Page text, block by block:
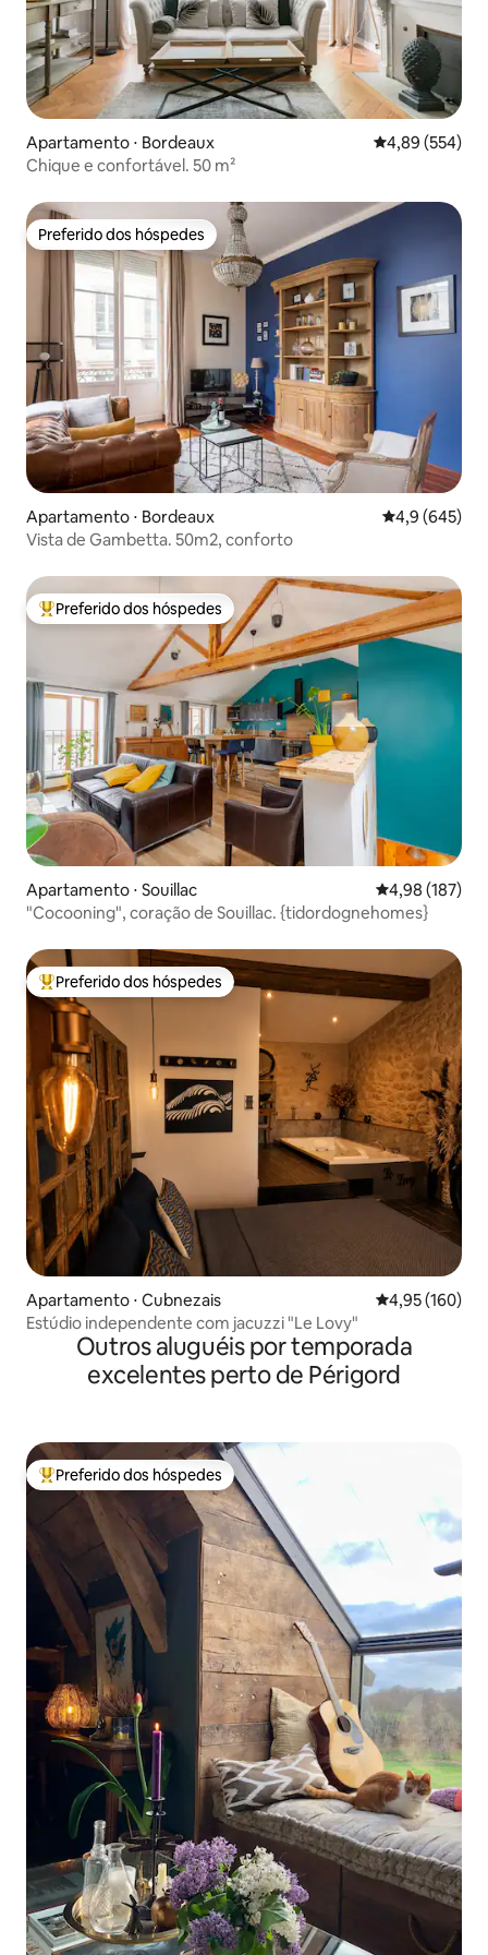
Apartamento ⋅ Bordeaux 4,89 de uma
4,89 (554)
Chique e confortável. 50 m²
Preferido dos hóspedes
Preferido dos hóspedes
Apartamento ⋅ Bordeaux 4,9 de uma
4,9 (645)
Vista de Gambetta. 50m2, conforto
Entre os melhores preferidos dos hóspedes
Preferido dos hóspedes
Apartamento ⋅ Souillac 4,98 de uma
4,98 (187)
"Cocooning", coração de Souillac. {tidordognehomes}
Entre os melhores preferidos dos hóspedes
Preferido dos hóspedes
Apartamento ⋅ Cubnezais 4,95 de uma
4,95 (160)
Estúdio independente com jacuzzi "Le Lovy"
Outros aluguéis por temporada
excelentes perto de Périgord
Entre os melhores preferidos dos hóspedes
Preferido dos hóspedes